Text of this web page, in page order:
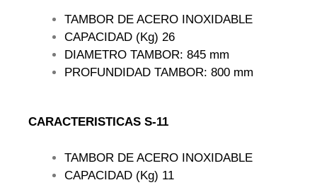
TAMBOR DE ACERO INOXIDABLE
CAPACIDAD (Kg) 26
DIAMETRO TAMBOR: 845 mm
PROFUNDIDAD TAMBOR: 800 mm
CARACTERISTICAS S-11
TAMBOR DE ACERO INOXIDABLE
CAPACIDAD (Kg) 11